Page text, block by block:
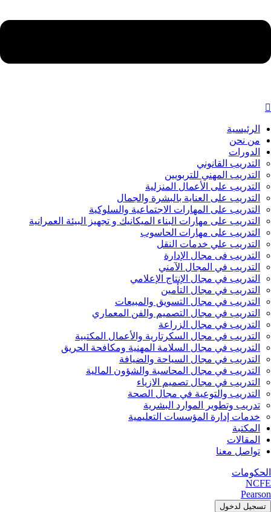
الرئيسية
من نحن
الدورات
التدريب القانوني
التدريب المهني للتربويين
التدريب على الأعمال المنزلية
التدريب على العناية بالبشرة والجمال
التدريب على المهارات الاجتماعية والسلوكية
التدريب على مهارات البناء الميكانيك و تجهيز البيئة العمرانية
التدريب على مهارات الحاسوب
التدريب علي خدمات النقل
التدريب فى مجال الإدارة
التدريب في المجال الآمني
التدريب في مجال الإنتاج الإعلامي
التدريب في مجال التأمين
التدريب في مجال التسويق والمبيعات
التدريب في مجال التصميم والفن المعماري
التدريب في مجال الزراعة
التدريب في مجال السكرتارية والأعمال المكتبية
التدريب في مجال السلامة المهنية ومكافحة الحريق
التدريب في مجال السياحة والضيافة
التدريب في مجال المحاسبة والشؤون المالية
التدريب في مجال تصميم الازياء
التدريب والتوعية في مجال الصحة
تدريب وتطوير الموارد البشرية
خدمات إدارة المؤسسات التعليمية
المكتبة
المقالات
تواصل معنا
الحكومات
NCFE
Pearson
تسجيل لدخول